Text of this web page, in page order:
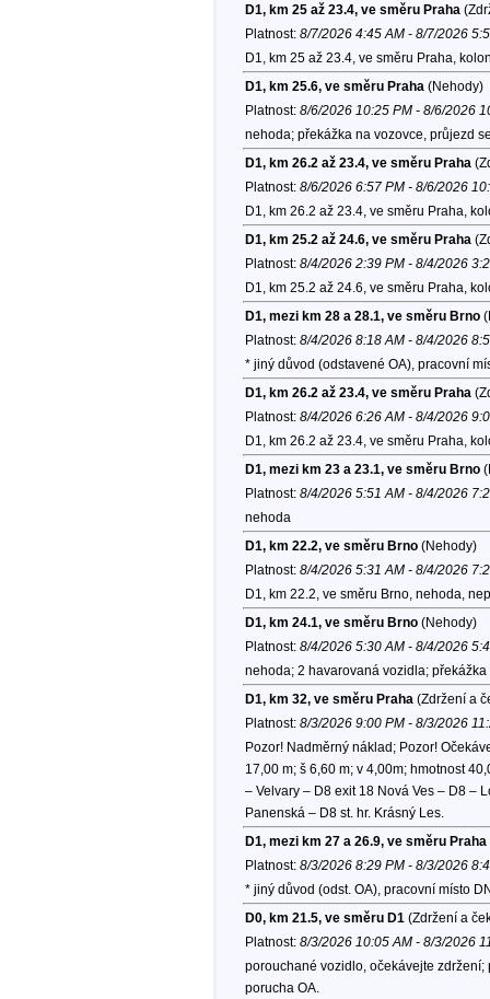
D1, km 25 až 23.4, ve směru Praha
Platnost: 8/7/2026 4:45 AM - 8/7/2026
D1, km 25 až 23.4, ve směru Praha,
D1, km 25.6, ve směru Praha (Nehody)
Platnost: 8/6/2026 10:25 PM - 8/6/2026
nehoda; překážka na vozovce, průjezd
D1, km 26.2 až 23.4, ve směru Praha
Platnost: 8/6/2026 6:57 PM - 8/6/2026
D1, km 26.2 až 23.4, ve směru Praha,
D1, km 25.2 až 24.6, ve směru Praha
Platnost: 8/4/2026 2:39 PM - 8/4/2026
D1, km 25.2 až 24.6, ve směru Praha,
D1, mezi km 28 a 28.1, ve směru Brno
Platnost: 8/4/2026 8:18 AM - 8/4/2026
* jiný důvod (odstavené OA), pracovní
D1, km 26.2 až 23.4, ve směru Praha
Platnost: 8/4/2026 6:26 AM - 8/4/2026
D1, km 26.2 až 23.4, ve směru Praha,
D1, mezi km 23 a 23.1, ve směru Brno
Platnost: 8/4/2026 5:51 AM - 8/4/2026
nehoda
D1, km 22.2, ve směru Brno(Nehody)
Platnost: 8/4/2026 5:31 AM - 8/4/2026
D1, km 22.2, ve směru Brno, nehoda,
D1, km 24.1, ve směru Brno(Nehody)
Platnost: 8/4/2026 5:30 AM - 8/4/2026
nehoda; 2 havarovaná vozidla;
D1, km 32, ve směru Praha (Zdržení a
Platnost: 8/3/2026 9:00 PM - 8/3/2026
Pozor! Nadměrný náklad; Pozor!
17,00 m; š 6,60 m; v 4,00m; hmotnost
– Velvary – D8 exit 18 Nová Ves – D8 –
Panenská – D8 st. hr. Krásný Les.
D1, mezi km 27 a 26.9, ve směru Praha
Platnost: 8/3/2026 8:29 PM - 8/3/2026
* jiný důvod (odst. OA), pracovní místo
D0, km 21.5, ve směru D1 (Zdržení a
Platnost: 8/3/2026 10:05 AM - 8/3/2026
porouchané vozidlo, očekávejte
porucha OA.